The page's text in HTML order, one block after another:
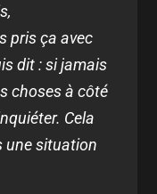
pris ça avec
dit : si jamais
choses à côté
Cela
une situation